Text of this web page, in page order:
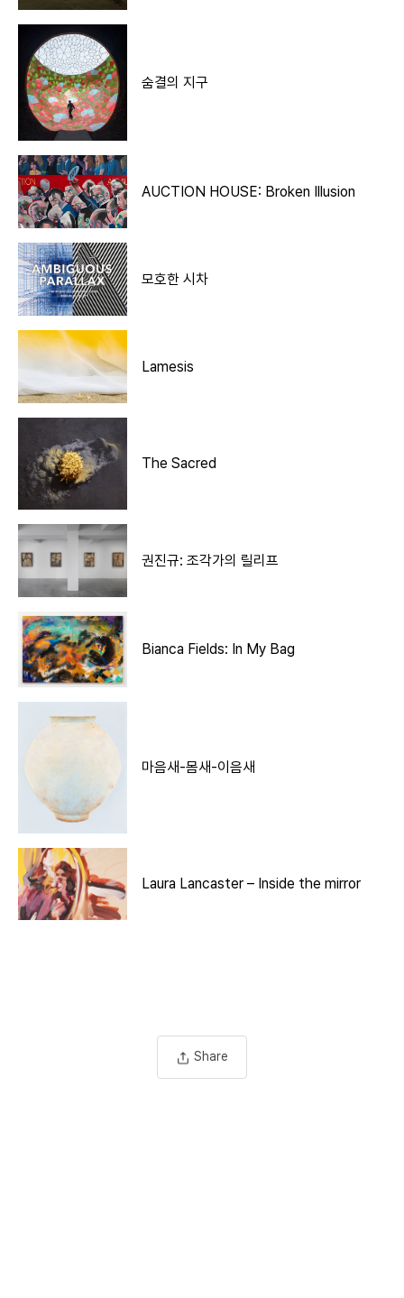
숨결의 지구
AUCTION HOUSE: Broken Illusion
모호한 시차
Lamesis
The Sacred
권진규: 조각가의 릴리프
Bianca Fields: In My Bag
마음새-몸새-이음새
Laura Lancaster – Inside the mirror
Share